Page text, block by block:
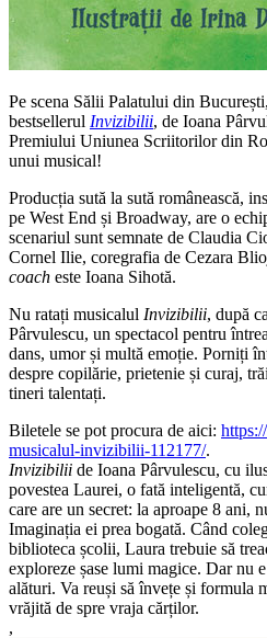
Pe scena Sălii Palatului din
bestsellerul Invizibilii, de Ioana
Premiului Uniunea Scriitorilor din
unui musical!
Producția sută la sută românească,
pe West End și Broadway, are o
scenariul sunt semnate de Claudia
Cornel Ilie, coregrafia de Cezara
coach este Ioana Sihotă.
Nu ratați musicalul Invizibilii, după
Pârvulescu, un spectacol pentru
dans, umor și multă emoție. Porniți
despre copilărie, prietenie și curaj,
tineri talentați.
Biletele se pot procura de aici:
musicalul-invizibilii-112177/.
Invizibilii de Ioana Pârvulescu, cu
povestea Laurei, o fată inteligentă,
care are un secret: la aproape 8 ani,
Imaginația ei prea bogată. Când
biblioteca școlii, Laura trebuie să
exploreze șase lumi magice. Dar nu
alături. Va reuși să învețe și formula
vrăjită de spre vraja cărților.
,